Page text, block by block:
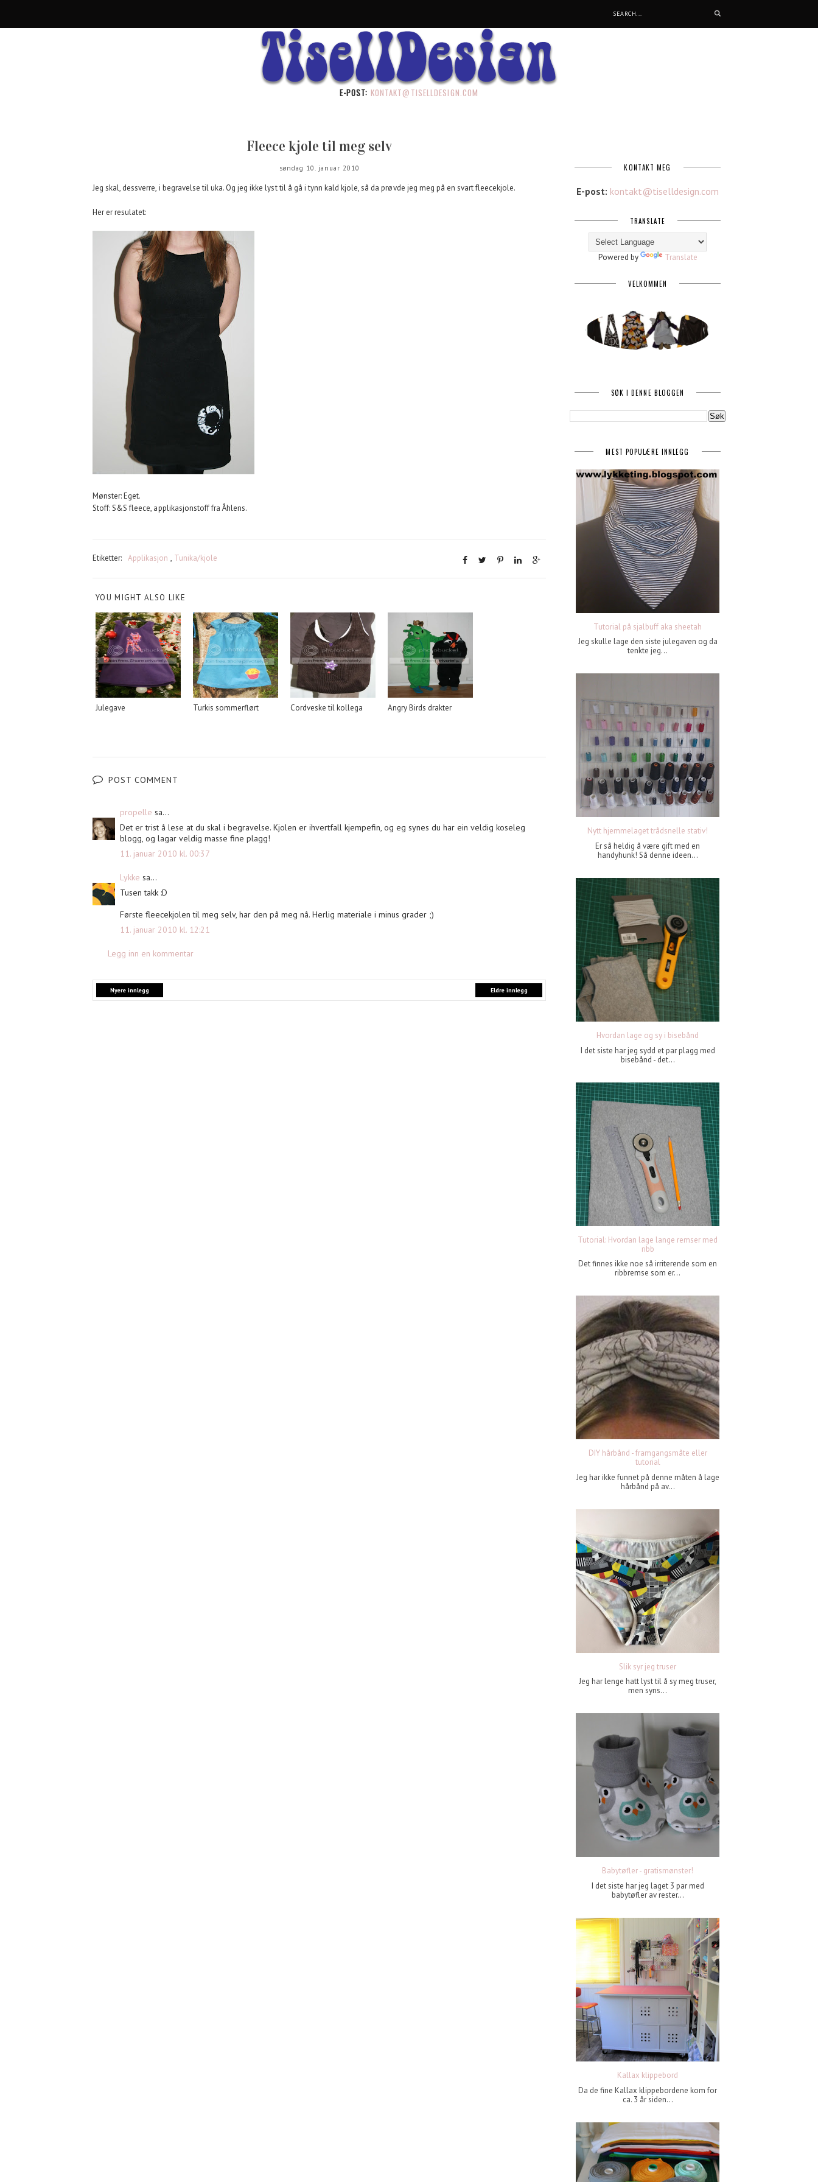
E-POST: KONTAKT@TISELLDESIGN.COM
Fleece kjole til meg selv
søndag 10. januar 2010
Jeg skal, dessverre, i begravelse til uka. Og jeg ikke lyst til å gå i tynn kald kjole, så da prøvde jeg meg på en svart fleecekjole.
Her er resulatet:
Mønster: Eget.
Stoff: S&S fleece, applikasjonstoff fra Åhlens.
Etiketter: Applikasjon , Tunika/kjole
YOU MIGHT ALSO LIKE
Julegave Turkis sommerflørt Cordveske til kollega Angry Birds drakter
POST COMMENT
propelle sa...
Det er trist å lese at du skal i begravelse. Kjolen er ihvertfall kjempefin, og eg synes du har ein veldig koseleg
blogg, og lagar veldig masse fine plagg!
11. januar 2010 kl. 00:37
Lykke sa...
Tusen takk :D
Første fleecekjolen til meg selv, har den på meg nå. Herlig materiale i minus grader ;)
11. januar 2010 kl. 12:21
Legg inn en kommentar
Nyere innlegg Eldre innlegg
KONTAKT MEG
E-post: kontakt@tiselldesign.com
TRANSLATE
Powered by Translate
VELKOMMEN
SØK I DENNE BLOGGEN
MEST POPULÆRE INNLEGG
Tutorial på sjalbuff aka sheetah
Jeg skulle lage den siste julegaven og da
tenkte jeg...
Nytt hjemmelaget trådsnelle stativ!
Er så heldig å være gift med en
handyhunk! Så denne ideen...
Hvordan lage og sy i bisebånd
I det siste har jeg sydd et par plagg med
bisebånd - det...
Tutorial: Hvordan lage lange remser med
ribb
Det finnes ikke noe så irriterende som en
ribbremse som er...
DIY hårbånd - framgangsmåte eller
tutorial
Jeg har ikke funnet på denne måten å lage
hårbånd på av...
Slik syr jeg truser
Jeg har lenge hatt lyst til å sy meg truser,
men syns...
Babytøfler - gratismønster!
I det siste har jeg laget 3 par med
babytøfler av rester...
Kallax klippebord
Da de fine Kallax klippebordene kom for
ca. 3 år siden...